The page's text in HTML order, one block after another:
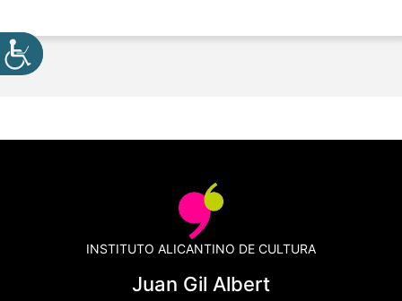
INSTITUTO ALICANTINO DE CULTURA
Juan Gil Albert